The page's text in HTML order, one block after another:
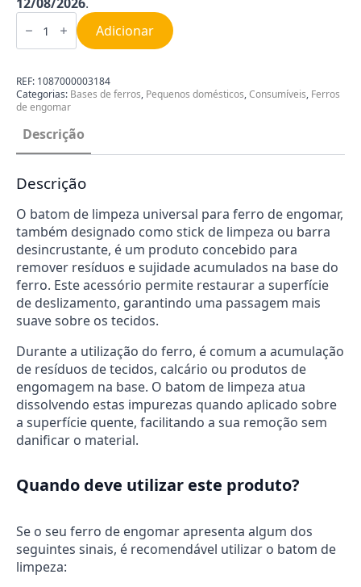
Quantidade
de
Base
Ferro
Engomar
Sciolino
1087000003184
Adicionar
REF: 1087000003184
Categorias: Bases de ferros, Pequenos domésticos,Consumíveis, Ferros
de engomar
Descrição
Descrição
O batom de limpeza universal para ferro de engomar,
também designado como stick de limpeza ou barra
desincrustante, é um produto concebido para
remover resíduos e sujidade acumulados na base do
ferro. Este acessório permite restaurar a superfície
de deslizamento, garantindo uma passagem mais
suave sobre os tecidos.
Durante a utilização do ferro, é comum a acumulação
de resíduos de tecidos, calcário ou produtos de
engomagem na base. O batom de limpeza atua
dissolvendo estas impurezas quando aplicado sobre
a superfície quente, facilitando a sua remoção sem
danificar o material.
Quando deve utilizar este produto?
Se o seu ferro de engomar apresenta algum dos
seguintes sinais, é recomendável utilizar o batom de
limpeza: